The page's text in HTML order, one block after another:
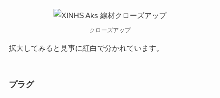
クローズアップ
拡大してみると見事に紅白で分かれています。
プラグ